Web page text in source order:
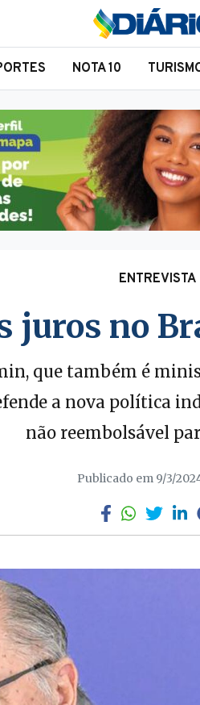
NOTA 10
ENTREVISTA
juros no
que também é
a nova política
não reembolsável
Publicado em 9/3/